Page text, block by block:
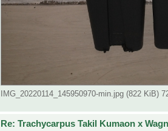
IMG_20220114_145950970-min.jpg (822 KiB)
Re: Trachycarpus Takil Kumaon x